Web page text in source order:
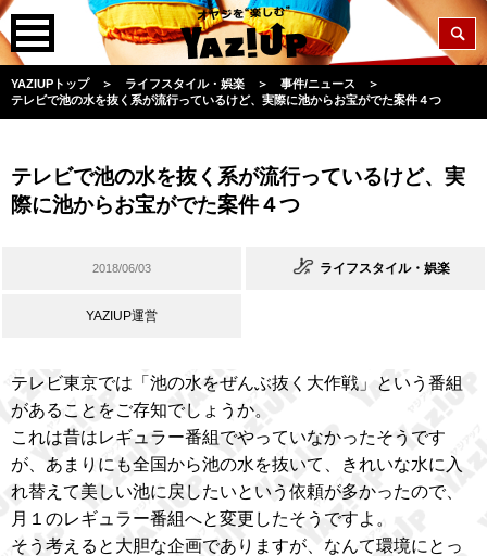
YAZIUPトップ ＞ ライフスタイル・娯楽 ＞ 事件/ニュース
＞
テレビで池の水を抜く系が流行っているけど、実際に池からお宝がでた案件４つ
テレビで池の水を抜く系が流行っているけど、実
際に池からお宝がでた案件４つ
2018/06/03 ライフスタイル・娯楽
YAZIUP運営
テレビ東京では「池の水をぜんぶ抜く大作戦」という番組
があることをご存知でしょうか。
これは昔はレギュラー番組でやっていなかったそうです
が、あまりにも全国から池の水を抜いて、きれいな水に入
れ替えて美しい池に戻したいという依頼が多かったので、
月１のレギュラー番組へと変更したそうですよ。
そう考えると大胆な企画でありますが、なんて環境にとっ